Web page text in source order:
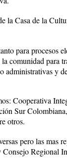
la Casa de la
para procesos
comunidad para
administrativas y
Cooperativa
Sur
otros.
pero las mas
Regional